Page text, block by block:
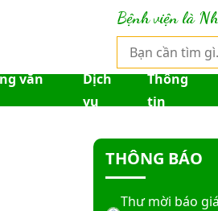
Bệnh viện là
văn
Dịch
vụ
Thông
tin
THÔNG BÁO
Thư mời báo
nhà bảo vệ và
Thư mời báo
nước nóng tấm
Thư mời báo
sơ bệnh án, Sổ
Thư mời báo